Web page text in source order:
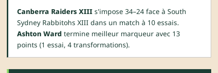
Canberra Raiders XIII s'impose 34–24 face à South
Sydney Rabbitohs XIII dans un match à 10 essais.
Ashton Ward termine meilleur marqueur avec 13
points (1 essai, 4 transformations).